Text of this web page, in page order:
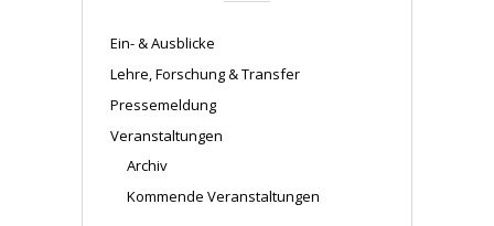
Ein- & Ausblicke
Lehre, Forschung & Transfer
Pressemeldung
Veranstaltungen
Archiv
Kommende Veranstaltungen